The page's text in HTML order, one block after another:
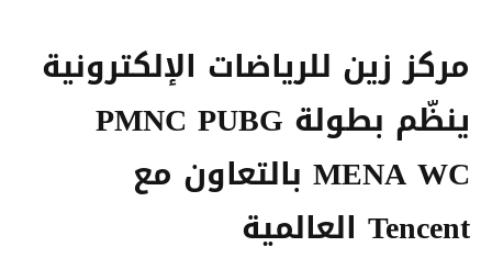
مركز زين للرياضات الإلكترونية
ينظّم بطولة PMNC PUBG
MENA WC بالتعاون مع
Tencent العالمية